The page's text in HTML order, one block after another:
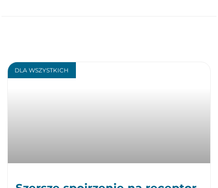
DLA WSZYSTKICH